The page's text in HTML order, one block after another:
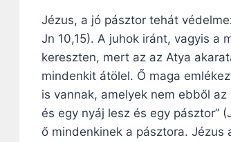
Jézus, a jó pásztor tehát
Jn 10,15). A juhok iránt, vagyis a
kereszten, mert az az Atya
mindenkit átölel. Ő maga
is vannak, amelyek nem ebből
és egy nyáj lesz és egy pásztor”
ő mindenkinek a pásztora.